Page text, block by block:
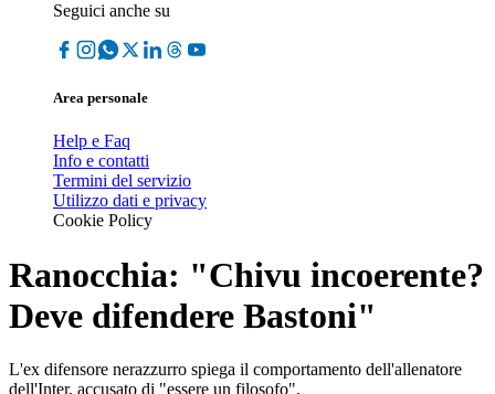
Seguici anche su
Area personale
Help e Faq
Info e contatti
Termini del servizio
Utilizzo dati e privacy
Cookie Policy
Ranocchia: "Chivu incoerente?
Deve difendere Bastoni"
L'ex difensore nerazzurro spiega il comportamento dell'allenatore
dell'Inter, accusato di "essere un filosofo".